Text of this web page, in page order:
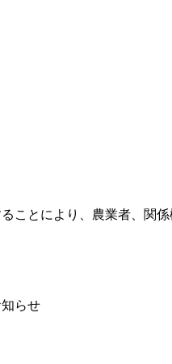
ことにより、農業者、関
らせ